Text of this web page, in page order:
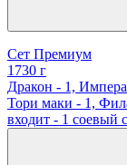
Сет Премиум
1730 г
Дракон - 1,
Тори маки - 1,
входит - 1 соевый